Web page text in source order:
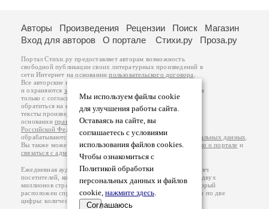
Мы используем файлы cookie
для улучшения работы сайта.
Оставаясь на сайте, вы
соглашаетесь с условиями
использования файлов cookies.
Чтобы ознакомиться с
Политикой обработки
персональных данных и файлов
cookie, нажмите здесь.
Соглашаюсь
Авторы Произведения Рецензии Поиск
Магазин
Вход для авторов
О портале Стихи.ру Проза.ру
Портал Стихи.ру предоставляет авторам возможность
свободной публикации своих литературных произведений в
сети Интернет на основаниипользовательского договора
Все авторские права на произведения принадлежат авторам
и охраняются законом
. Перепечатка произведений возможна
только с согласия его автора, к которому вы можете
обратиться на его авторской странице. Ответственность за
тексты произведений авторы несут самостоятельно на
основанииправил публикацииизаконодательства
Российской Федерации
обрабатываются на основанииПолитики обработки персональных данных
Вы также можете посмотреть более подробнуюинформацию о портале и
связаться с администрацией
Ежедневная аудитория портала Стихи.ру – порядка 200 тысяч
посетителей, которые в общей сумме просматривают более двух
миллионов страниц по данным счетчика посещаемости, который
расположен справа от этого текста. В каждой графе указано по две
цифры: количество просмотров и количество посетителей.